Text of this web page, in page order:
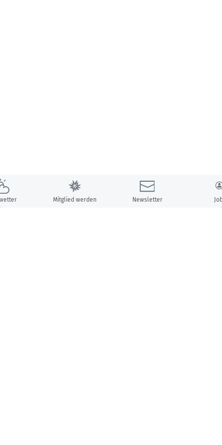
Mitglied werden Newsletter